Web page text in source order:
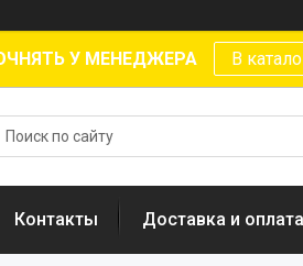
У МЕНЕДЖЕРА В
Контакты Доставка и оплата